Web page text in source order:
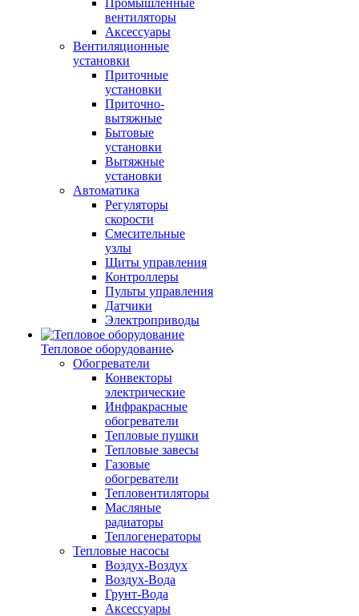
Промышленные
вентиляторы
Аксессуары
Вентиляционные
установки
Приточные
установки
Приточно-
вытяжные
Бытовые
установки
Вытяжные
установки
Автоматика
Регуляторы
скорости
Смесительные
узлы
Щиты управления
Контроллеры
Пульты управления
Датчики
Электроприводы
Тепловое оборудование
Обогреватели
Конвекторы
электрические
Инфракрасные
обогреватели
Тепловые пушки
Тепловые завесы
Газовые
обогреватели
Тепловентиляторы
Масляные
радиаторы
Теплогенераторы
Тепловые насосы
Воздух-Воздух
Воздух-Вода
Грунт-Вода
Аксессуары